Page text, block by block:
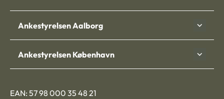
Ankestyrelsen Aalborg
Ankestyrelsen København
EAN: 57 98 000 35 48 21